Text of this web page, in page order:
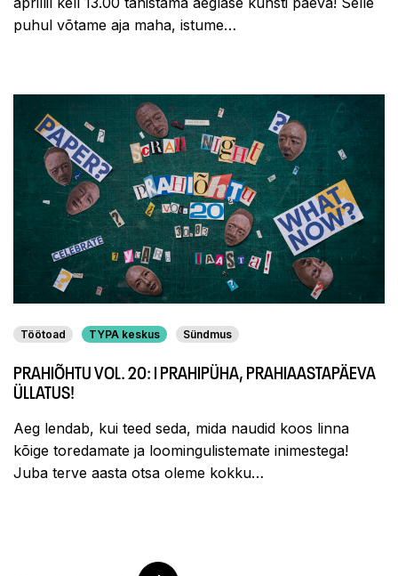
puhul võtame aja maha, istume…
Töötoad TYPA keskus Sündmus
PRAHIÕHTU VOL. 20: I PRAHIPÜHA, PRAHIAASTAPÄEVA
ÜLLATUS!
Aeg lendab, kui teed seda, mida naudid koos linna
kõige toredamate ja loomingulistemate inimestega!
Juba terve aasta otsa oleme kokku…